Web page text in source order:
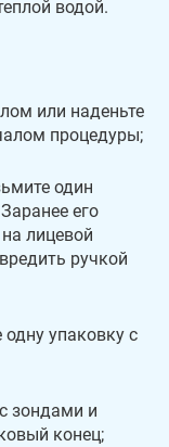
водой.
или наденьте
процедуры;
один
его
лицевой
ручкой
упаковку с
зондами и
конец;